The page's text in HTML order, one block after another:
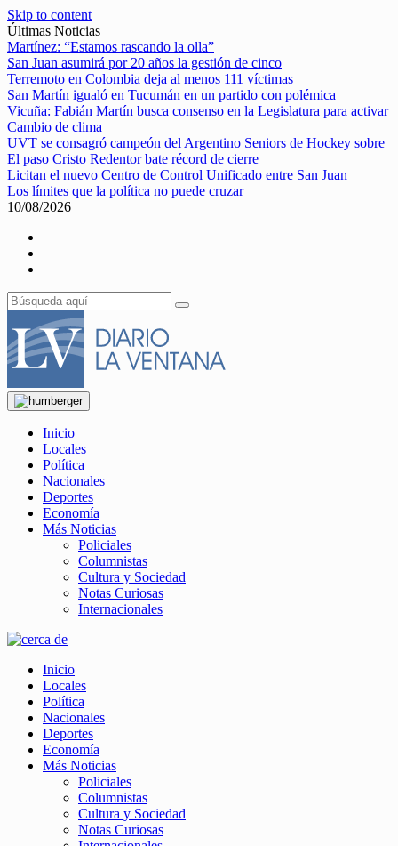
Skip to content
Últimas Noticias
Martínez: “Estamos rascando la olla”
San Juan asumirá por 20 años la gestión de cinco
Terremoto en Colombia deja al menos 111 víctimas
San Martín igualó en Tucumán en un partido con polémica
Vicuña: Fabián Martín busca consenso en la Legislatura para activar
Cambio de clima
UVT se consagró campeón del Argentino Seniors de Hockey sobre
El paso Cristo Redentor bate récord de cierre
Licitan el nuevo Centro de Control Unificado entre San Juan
Los límites que la política no puede cruzar
10/08/2026
Inicio
Locales
Política
Nacionales
Deportes
Economía
Más Noticias
Policiales
Columnistas
Cultura y Sociedad
Notas Curiosas
Internacionales
Inicio
Locales
Política
Nacionales
Deportes
Economía
Más Noticias
Policiales
Columnistas
Cultura y Sociedad
Notas Curiosas